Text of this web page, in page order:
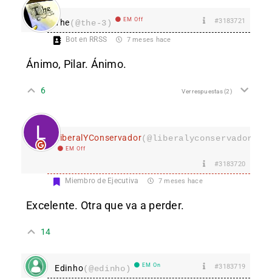
The(@the-3) EM Off #3183721
Bot en RRSS 7 meses hace
Ánimo, Pilar. Ánimo.
6 Ver respuestas(2)
LiberalYConservador
EM Off
#3183720
Miembro de Ejecutiva 7 meses hace
Excelente. Otra que va a perder.
14
Edinho(@edinho) EM On #3183719